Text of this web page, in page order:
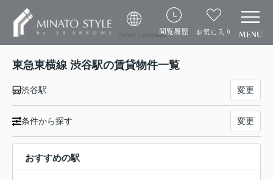
Select Language閲覧履歴 お気に入り
東急東横線 渋谷駅の賃貸物件一覧
渋谷駅 変更
条件から探す 変更
おすすめの駅